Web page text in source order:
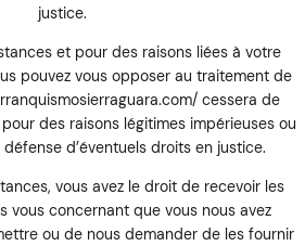
justice.
et pour des raisons liées à votre
pouvez vous opposer au traitement de
cessera de
des raisons légitimes impérieuses ou
défense d’éventuels droits en justice.
vous avez le droit de recevoir les
vous concernant que vous nous avez
ou de nous demander de les fournir